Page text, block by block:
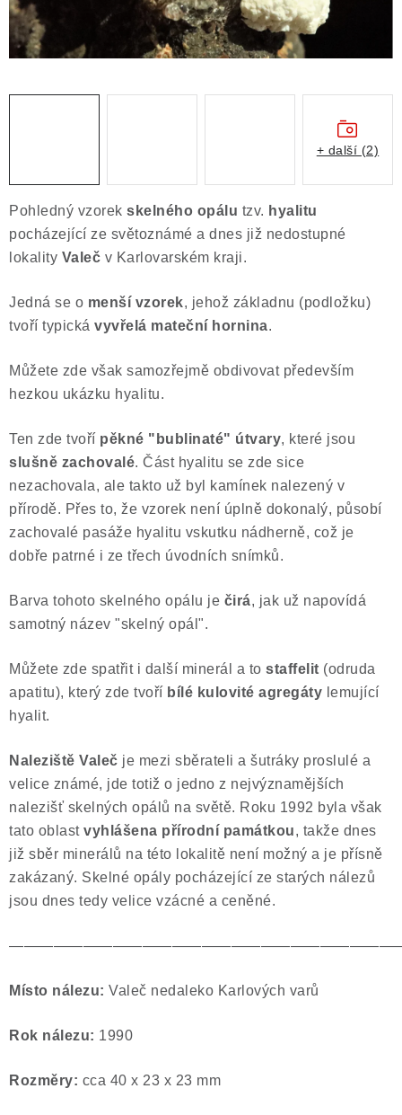
NÁŠ PŘÍBĚH
VIDEOGALERIE
Ochrana osobních údajů
Výkup minerálů a drahých kamenů
Formulář pro odstoupení od smlouvy
Pohledný vzorek skelného opálu tzv. hyalitu
pocházející ze světoznámé a dnes již nedostupné
lokality Valeč v Karlovarském kraji.
Jedná se o menší vzorek, jehož základnu (podložku)
tvoří typická vyvřelá mateční hornina.
Můžete zde však samozřejmě obdivovat především
hezkou ukázku hyalitu.
Ten zde tvoří pěkné "bublinaté" útvary, které jsou
slušně zachovalé. Část hyalitu se zde sice
nezachovala, ale takto už byl kamínek nalezený v
přírodě. Přes to, že vzorek není úplně dokonalý, působí
zachovalé pasáže hyalitu vskutku nádherně, což je
dobře patrné i ze třech úvodních snímků.
Barva tohoto skelného opálu je čirá, jak už napovídá
samotný název "skelný opál".
Můžete zde spatřit i další minerál a to staffelit (odruda
apatitu), který zde tvoří bílé kulovité agregáty lemující
hyalit.
Naleziště Valeč je mezi sběrateli a šutráky proslulé a
velice známé, jde totiž o jedno z nejvýznamějších
nalezišť skelných opálů na světě. Roku 1992 byla však
tato oblast vyhlášena přírodní památkou, takže dnes
již sběr minerálů na této lokalitě není možný a je přísně
zakázaný. Skelné opály pocházející ze starých nálezů
jsou dnes tedy velice vzácné a ceněné.
Místo nálezu: Valeč nedaleko Karlových varů
Rok nálezu: 1990
Rozměry: cca 40 x 23 x 23 mm
+ další (2)